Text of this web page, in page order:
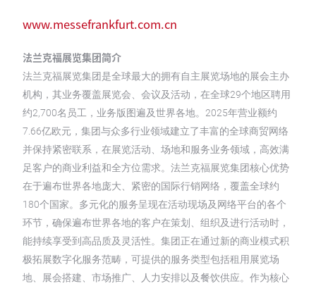
www.messefrankfurt.com.cn
法兰克福展览集团简介
法兰克福展览集团是全球最大的拥有自主展览场地的展会主办
机构，其业务覆盖展览会、会议及活动，在全球29个地区聘用
约2,700名员工，业务版图遍及世界各地。2025年营业额约
7.66亿欧元，集团与众多行业领域建立了丰富的全球商贸网络
并保持紧密联系，在展览活动、场地和服务业务领域，高效满
足客户的商业利益和全方位需求。法兰克福展览集团核心优势
在于遍布世界各地庞大、紧密的国际行销网络，覆盖全球约
180个国家。多元化的服务呈现在活动现场及网络平台的各个
环节，确保遍布世界各地的客户在策划、组织及进行活动时，
能持续享受到高品质及灵活性。集团正在通过新的商业模式积
极拓展数字化服务范畴，可提供的服务类型包括租用展览场
地、展会搭建、市场推广、人力安排以及餐饮供应。作为核心